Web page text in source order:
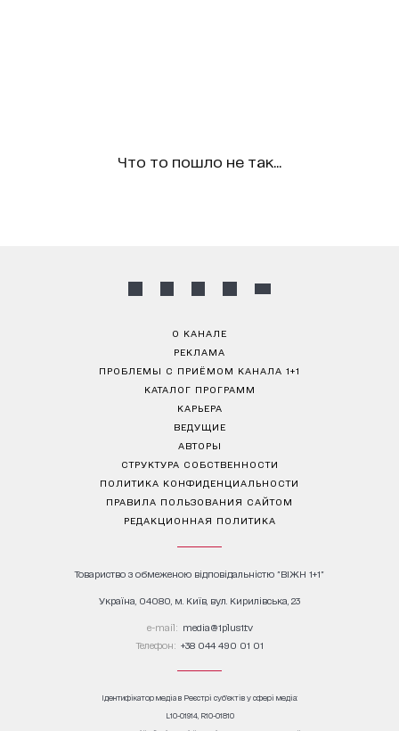
Что то пошло не так...
О КАНАЛЕ
РЕКЛАМА
ПРОБЛЕМЫ С ПРИЁМОМ КАНАЛА 1+1
КАТАЛОГ ПРОГРАММ
КАРЬЕРА
ВЕДУЩИЕ
АВТОРЫ
СТРУКТУРА СОБСТВЕННОСТИ
ПОЛИТИКА КОНФИДЕНЦИАЛЬНОСТИ
ПРАВИЛА ПОЛЬЗОВАНИЯ САЙТОМ
РЕДАКЦИОННАЯ ПОЛИТИКА
Товариство з обмеженою відповідальністю "ВІЖН 1+1"
Україна, 04080, м. Київ, вул. Кирилівська, 23
е-mail: media@1plus1.tv
Телефон: +38 044 490 01 01
Ідентифікатор медіа в Реєстрі суб’єктів у сфері медіа:
L10-01914, R10-01810